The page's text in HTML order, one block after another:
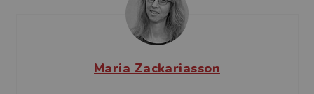
Maria Zackariasson